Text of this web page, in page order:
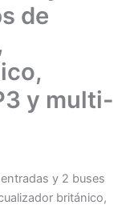
de
y multi-
y 2 buses
británico,